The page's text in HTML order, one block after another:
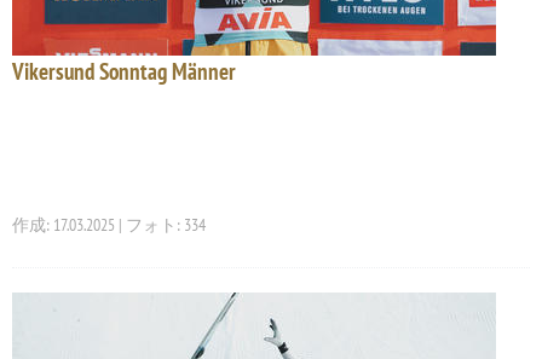
Vikersund Sonntag Männer
作成: 17.03.2025 | フォト: 334